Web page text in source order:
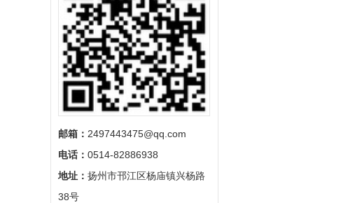
邮箱： 2497443475@qq.com
电话： 0514-82886938
地址： 扬州市邗江区杨庙镇兴杨路
38号